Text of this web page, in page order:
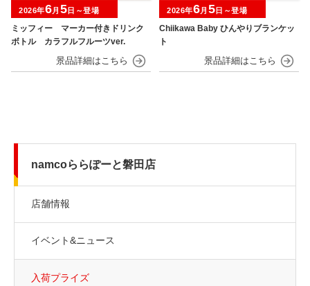
ミッフィー マーカー付きドリンク
ボトル カラフルフルーツver.
2026年6月 5日～登場
Chiikawa Baby ひんやりブランケッ
ト
2026年6月 5日～登場
namcoららぽーと磐田店
店舗情報
イベント&ニュース
入荷プライズ